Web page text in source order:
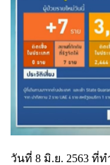
วันที่ 8 มิ.ย. 2563 ที่